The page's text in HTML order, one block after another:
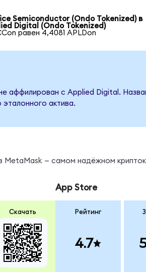
Semiconductor (Ondo Tokenized) в
Digital (Ondo Tokenized)
равен 4,4081 APLDon
аффилирован с Applied Digital.
актива.
MetaMask — самом надёжном
Скачать
App Store
Рейтинг
4.7